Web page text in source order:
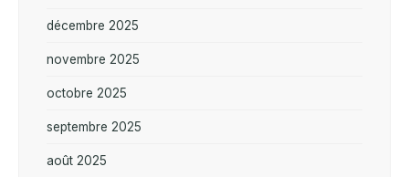
décembre 2025
novembre 2025
octobre 2025
septembre 2025
août 2025